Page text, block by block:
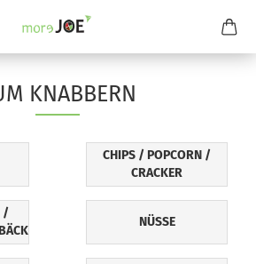
KNABBERN
CHIPS / POPCORN /
CRACKER
/
NÜSSE